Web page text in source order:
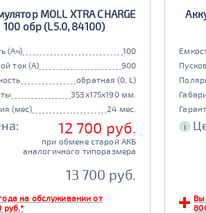
MOLL XTRA CHARGE
100 обр (L5.0, 84100)
(Ач)
100
ток (А)
900
обратная (0, L)
353x175x190 мм.
(мес)
24 мес.
12 700 руб.
при обмене старой АКБ
аналогичного типоразмера
13 700 руб.
на обслуживании от
руб.*
i